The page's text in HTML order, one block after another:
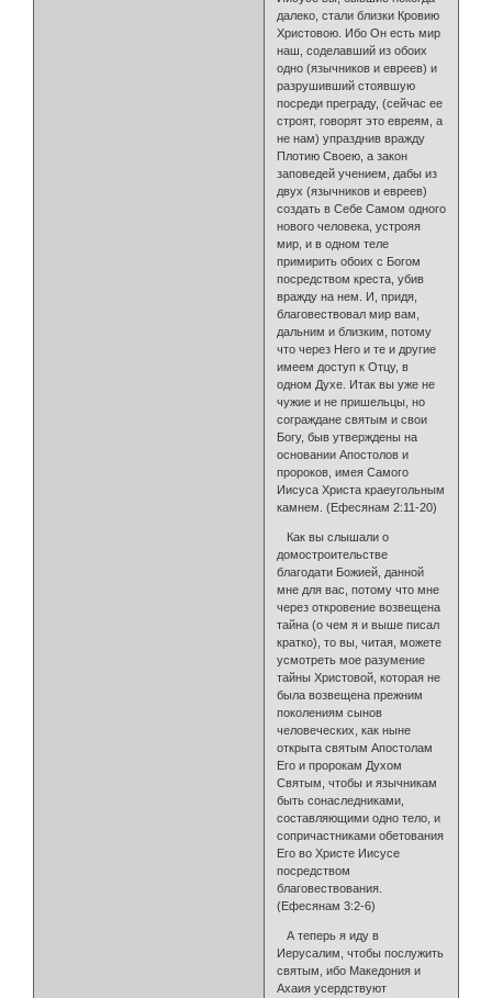
далеко, стали близки Кровию
Христовою. Ибо Он есть мир
наш, соделавший из обоих
одно (язычников и евреев) и
разрушивший стоявшую
посреди преграду, (сейчас ее
строят, говорят это евреям, а
не нам) упразднив вражду
Плотию Своею, а закон
заповедей учением, дабы из
двух (язычников и евреев)
создать в Себе Самом одного
нового человека, устрояя
мир, и в одном теле
примирить обоих с Богом
посредством креста, убив
вражду на нем. И, придя,
благовествовал мир вам,
дальним и близким, потому
что через Него и те и другие
имеем доступ к Отцу, в
одном Духе. Итак вы уже не
чужие и не пришельцы, но
сограждане святым и свои
Богу, быв утверждены на
основании Апостолов и
пророков, имея Самого
Иисуса Христа краеугольным
камнем. (Ефесянам 2:11-20)
Как вы слышали о
домостроительстве
благодати Божией, данной
мне для вас, потому что мне
через откровение возвещена
тайна (о чем я и выше писал
кратко), то вы, читая, можете
усмотреть мое разумение
тайны Христовой, которая не
была возвещена прежним
поколениям сынов
человеческих, как ныне
открыта святым Апостолам
Его и пророкам Духом
Святым, чтобы и язычникам
быть сонаследниками,
составляющими одно тело, и
сопричастниками обетования
Его во Христе Иисусе
посредством
благовествования.
(Ефесянам 3:2-6)
А теперь я иду в
Иерусалим, чтобы послужить
святым, ибо Македония и
Ахаия усердствуют